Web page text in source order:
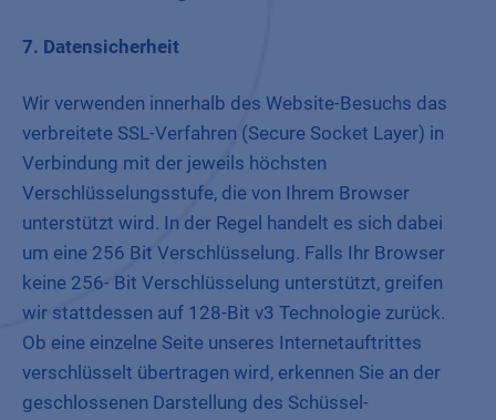
7. Datensicherheit
Wir verwenden innerhalb des Website-Besuchs das
verbreitete SSL-Verfahren (Secure Socket Layer) in
Verbindung mit der jeweils höchsten
Verschlüsselungsstufe, die von Ihrem Browser
unterstützt wird. In der Regel handelt es sich dabei
um eine 256 Bit Verschlüsselung. Falls Ihr Browser
keine 256- Bit Verschlüsselung unterstützt, greifen
wir stattdessen auf 128-Bit v3 Technologie zurück.
Ob eine einzelne Seite unseres Internetauftrittes
verschlüsselt übertragen wird, erkennen Sie an der
geschlossenen Darstellung des Schüssel-